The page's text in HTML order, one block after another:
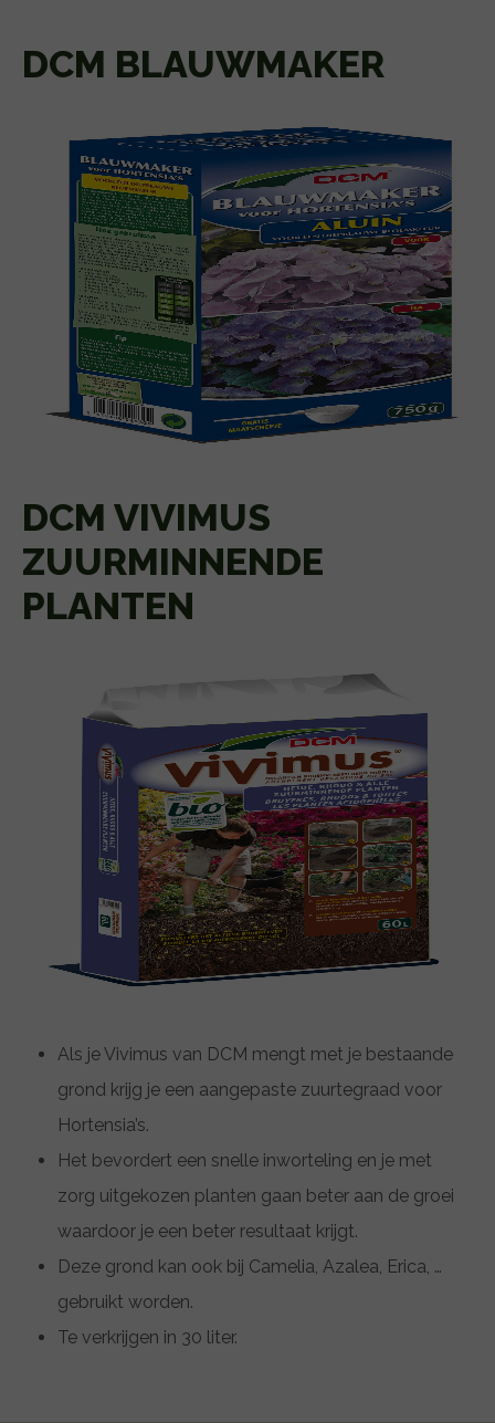
DCM BLAUWMAKER
DCM VIVIMUS
ZUURMINNENDE
PLANTEN
Als je Vivimus van DCM mengt met je bestaande
grond krijg je een aangepaste zuurtegraad voor
Hortensia’s.
Het bevordert een snelle inworteling en je met
zorg uitgekozen planten gaan beter aan de groei
waardoor je een beter resultaat krijgt.
Deze grond kan ook bij Camelia, Azalea, Erica, …
gebruikt worden.
Te verkrijgen in 30 liter.